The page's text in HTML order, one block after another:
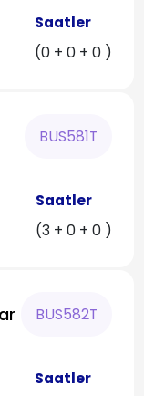
Saatler
(0 + 0 + 0 )
BUS581T
Saatler
(3 + 0 + 0 )
BUS582T
Saatler